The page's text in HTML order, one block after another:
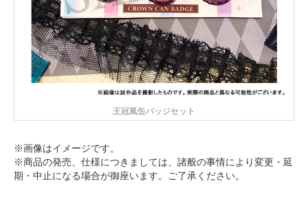
王冠風缶バッジセット
※画像はイメージです。
※商品の発売、仕様につきましては、諸般の事情により変更・延
期・中止になる場合が御座います。ご了承ください。